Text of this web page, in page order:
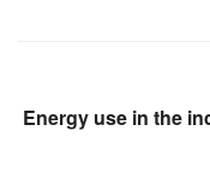
Energy use in the